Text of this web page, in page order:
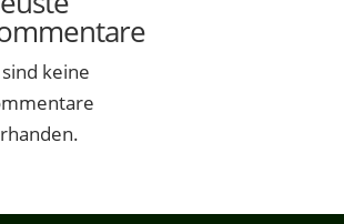
sind keine